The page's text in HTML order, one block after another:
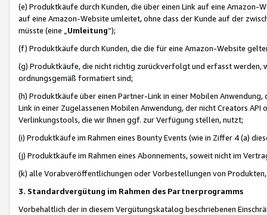
(e) Produktkäufe durch Kunden, die über einen Link auf eine
auf eine Amazon-Website umleitet, ohne dass der Kunde auf der
müsste (eine „ Umleitung“);
(f) Produktkäufe durch Kunden, die die für eine Amazon-Website
(g) Produktkäufe, die nicht richtig zurückverfolgt und erfasst werden,
ordnungsgemäß formatiert sind;
(h) Produktkäufe über einen Partner-Link in einer Mobilen
Link in einer Zugelassenen Mobilen Anwendung, der nicht Creators
Verlinkungstools, die wir Ihnen ggf. zur Verfügung stellen, nutzt;
(i) Produktkäufe im Rahmen eines Bounty Events (wie in Ziffer 4 (a)
(j) Produktkäufe im Rahmen eines Abonnements, soweit nicht im
(k) alle Vorabveröffentlichungen oder Vorbestellungen von
3. Standardvergütung im Rahmen des Partnerprogramms
Vorbehaltlich der in diesem Vergütungskatalog beschriebenen